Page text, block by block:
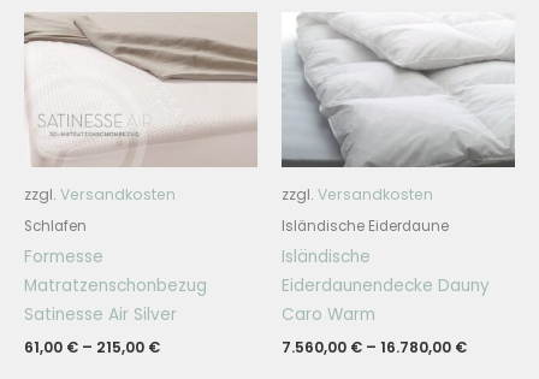
zzgl. Versandkosten
Schlafen
Formesse
Matratzenschonbezug
Satinesse Air Silver
61,00 € – 215,00 €
zzgl. Versandkosten
Isländische Eiderdaune
Isländische
Eiderdaunendecke Dauny
Caro Warm
7.560,00 € – 16.780,00 €